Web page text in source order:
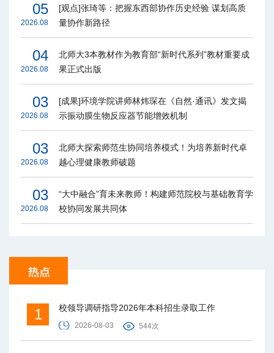
05
2026.08
[观点]张琦等：把握东西部协作历史经验 谋划高质
量协作新路径
04
2026.08
北师大3本教材作为教育部“新时代系列”教材重要成
果正式出版
03
2026.08
[成果]环境学院讲师林炜琛在《自然·通讯》发文揭
示振动膜生物反应器节能增效机制
03
2026.08
北师大探索师范生协同培养模式！为培养新时代卓
越心理健康教师破题
03
2026.08
“大中融合”育未来教师！构建师范院校与基础教育学
校协同发展共同体
1 校领导调研指导2026年本科招生录取工作
2026-08-03 544次